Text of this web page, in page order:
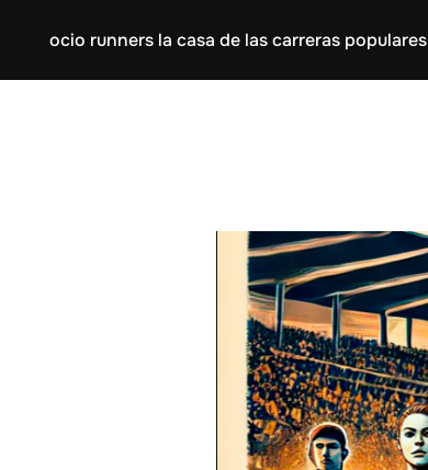
ocio runners la casa de las carreras populares